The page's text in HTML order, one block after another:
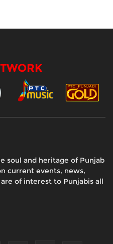
soul and heritage of Punjab
current events, news,
of interest to Punjabis all